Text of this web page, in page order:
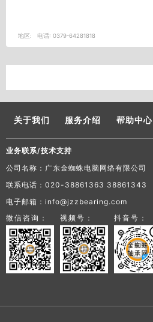
地区: 电话: 0379-64281818
关于我们 服务介绍 帮助中心
业务联系/技术支持
公司名称：广东金蜘蛛电脑网络有限公司
联系电话：020-38861363 38861343
电子邮箱：info@jzzbearing.com
微信咨询：
视频号： 抖音号：